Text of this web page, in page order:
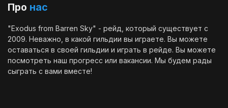
Про нас
"Exodus from Barren Sky" - рейд, который существует с
2009. Неважно, в какой гильдии вы играете. Вы можете
оставаться в своей гильдии и играть в рейде. Вы можете
посмотреть наш прогресс или вакансии. Мы будем рады
сыграть с вами вместе!